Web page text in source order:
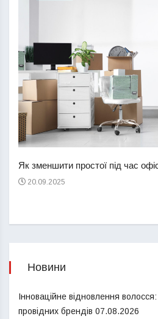
Як зменшити простої під час
20.09.2025
Новини
Інноваційне відновлення
провідних брендів 07.08.2026